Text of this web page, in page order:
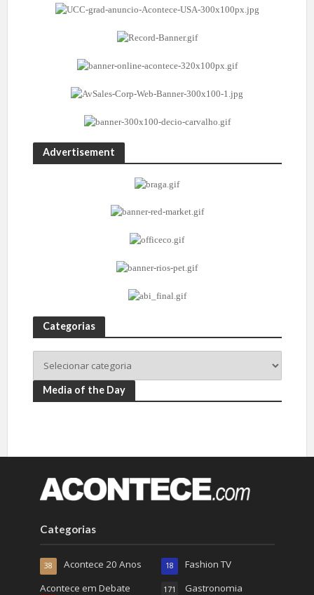
Advertisement
Categorias
Media of the Day
Categorias
Acontece 20 Anos
38
Acontece em Debate
Fashion TV
18
Gastronomia
171